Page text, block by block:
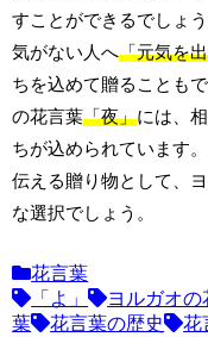
すことができるでしょ
気がない人へ「元気を
ちを込めて贈ることも
の花言葉「夜」には、
ちが込められています
伝える贈り物として、
な選択でしょう。
花言葉
「よ」
ヨルガオの
葉
花言葉の歴史
花